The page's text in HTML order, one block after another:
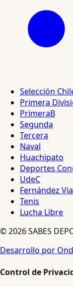
Selección
Primera
PrimeraB
Segunda
Tercera
Naval
Huachipato
Deportes
UdeC
Fernández
Tenis
Lucha Libre
© 2026 SABES
Desarrollo por
Control de